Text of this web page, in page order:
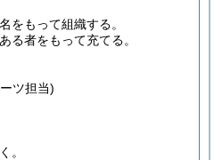
をもって組織する。
る者をもって充てる。
ツ担当)
。